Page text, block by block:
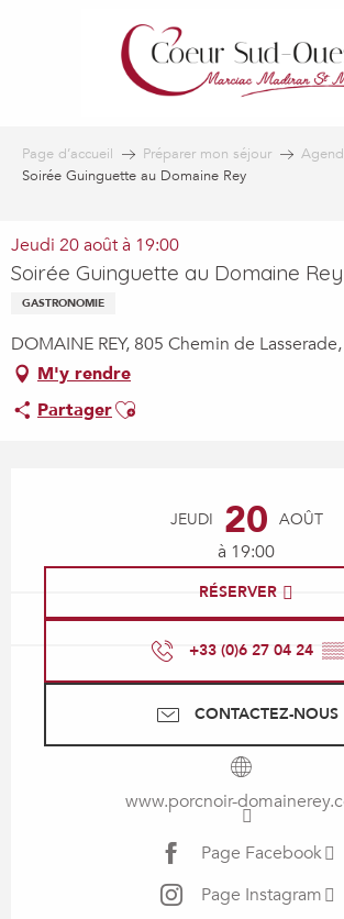
Page d’accueil Préparer mon séjour
Soirée Guinguette au Domaine Rey
Jeudi 20 août à 19:00
Soirée Guinguette au Domaine Rey
GASTRONOMIE
DOMAINE REY, 805 Chemin de
M'y rendre
PartagerAjouter aux favoris
JEUDI 20 AOÛT
à 19:00
RÉSERVER
+33 (0)6 27 04 24 ▒▒
CONTACTEZ-NOUS
www.porcnoir-
Page Facebook
Page Instagram